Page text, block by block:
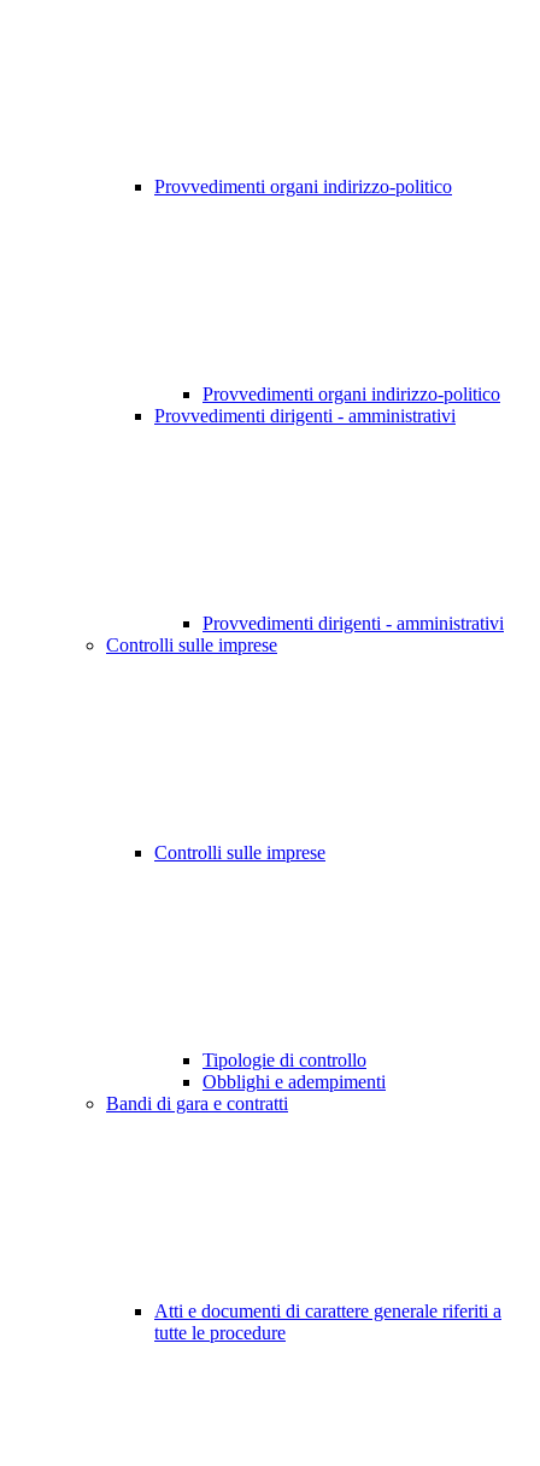
Provvedimenti organi indirizzo-politico
Provvedimenti organi indirizzo-politico
Provvedimenti dirigenti - amministrativi
Provvedimenti dirigenti - amministrativi
Controlli sulle imprese
Controlli sulle imprese
Tipologie di controllo
Obblighi e adempimenti
Bandi di gara e contratti
Atti e documenti di carattere generale riferiti a
tutte le procedure